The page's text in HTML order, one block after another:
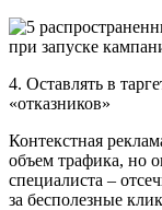
4. Оставлять в
«отказников»
Контекстная
объем трафика, но
специалиста –
за бесполезные